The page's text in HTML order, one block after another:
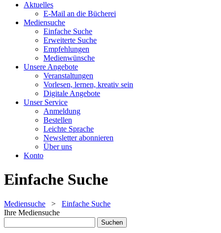
Aktuelles
E-Mail an die Bücherei
Mediensuche
Einfache Suche
Erweiterte Suche
Empfehlungen
Medienwünsche
Unsere Angebote
Veranstaltungen
Vorlesen, lernen, kreativ sein
Digitale Angebote
Unser Service
Anmeldung
Bestellen
Leichte Sprache
Newsletter abonnieren
Über uns
Konto
Einfache Suche
Mediensuche > Einfache Suche
Ihre Mediensuche